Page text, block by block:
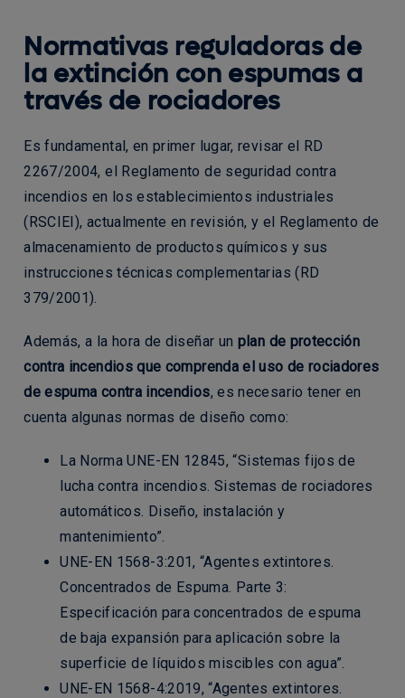
Normativas reguladoras de
la extinción con espumas a
través de rociadores
Es fundamental, en primer lugar, revisar el RD
2267/2004, el Reglamento de seguridad contra
incendios en los establecimientos industriales
(RSCIEI), actualmente en revisión, y el Reglamento de
almacenamiento de productos químicos y sus
instrucciones técnicas complementarias (RD
379/2001).
Además, a la hora de diseñar un plan de protección
contra incendios que comprenda el uso de rociadores
de espuma contra incendios, es necesario tener en
cuenta algunas normas de diseño como:
La Norma UNE-EN 12845, “Sistemas fijos de
lucha contra incendios. Sistemas de rociadores
automáticos. Diseño, instalación y
mantenimiento”.
UNE-EN 1568-3:201, “Agentes extintores.
Concentrados de Espuma. Parte 3:
Especificación para concentrados de espuma
de baja expansión para aplicación sobre la
superficie de líquidos miscibles con agua”.
UNE-EN 1568-4:2019, “Agentes extintores.